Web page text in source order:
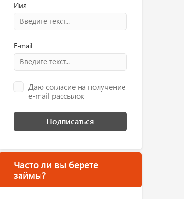
Имя
E-mail
Даю согласие на получение
e-mail рассылок
Подписаться
Часто ли вы берете
займы?